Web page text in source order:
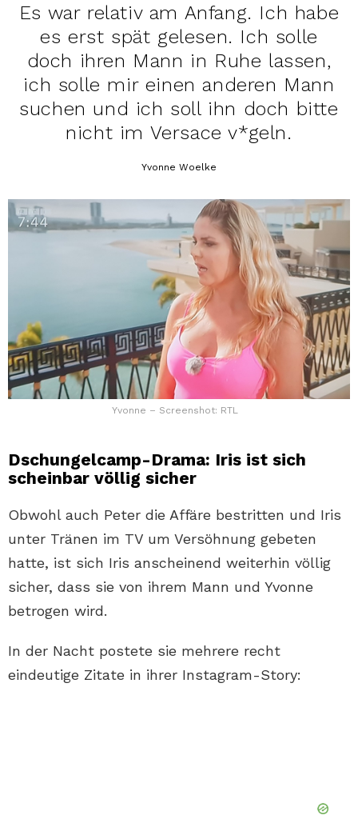
Es war relativ am Anfang. Ich habe
es erst spät gelesen. Ich solle
doch ihren Mann in Ruhe lassen,
ich solle mir einen anderen Mann
suchen und ich soll ihn doch bitte
nicht im Versace v*geln.
Yvonne Woelke
Yvonne – Screenshot: RTL
Dschungelcamp-Drama: Iris ist sich
scheinbar völlig sicher
Obwohl auch Peter die Affäre bestritten und Iris
unter Tränen im TV um Versöhnung gebeten
hatte, ist sich Iris anscheinend weiterhin völlig
sicher, dass sie von ihrem Mann und Yvonne
betrogen wird.
In der Nacht postete sie mehrere recht
eindeutige Zitate in ihrer Instagram-Story: